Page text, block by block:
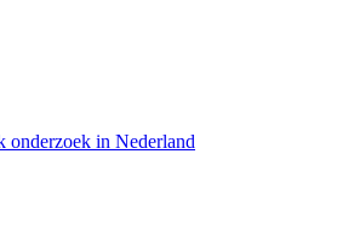
onderzoek in Nederland